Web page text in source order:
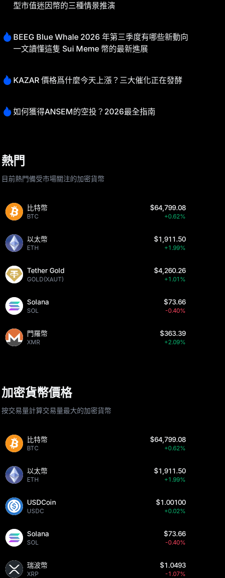
型市值迷因幣的三種情景推演
BEEG Blue Whale 2026 年第三季度有哪些新動向
一文讀懂這隻 Sui Meme 幣的最新進展
KAZAR 價格爲什麼今天上漲？三大催化正在發酵
如何獲得ANSEM的空投？2026最全指南
熱門
目前熱門備受市場關注的加密貨幣
比特幣
BTC
$64,799.08
+0.62%
以太幣
ETH
$1,911.50
+1.99%
Tether Gold
GOLD(XAUT)
$4,260.26
+1.01%
Solana
SOL
$73.66
-0.40%
門羅幣
XMR
$363.39
+2.09%
加密貨幣價格
按交易量計算交易量最大的加密貨幣
比特幣
BTC
$64,799.08
+0.62%
以太幣
ETH
$1,911.50
+1.99%
USDCoin
USDC
$1.00100
+0.02%
Solana
SOL
$73.66
-0.40%
瑞波幣
XRP
$1.0493
-1.07%